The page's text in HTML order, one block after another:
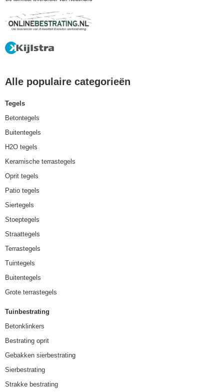
Alle populaire categorieën
Tegels
Betontegels
Buitentegels
H2O tegels
Keramische terrastegels
Oprit tegels
Patio tegels
Siertegels
Stoeptegels
Straattegels
Terrastegels
Tuintegels
Buitentegels
Grote terrastegels
Tuinbestrating
Betonklinkers
Bestrating oprit
Gebakken sierbestrating
Sierbestrating
Strakke bestrating